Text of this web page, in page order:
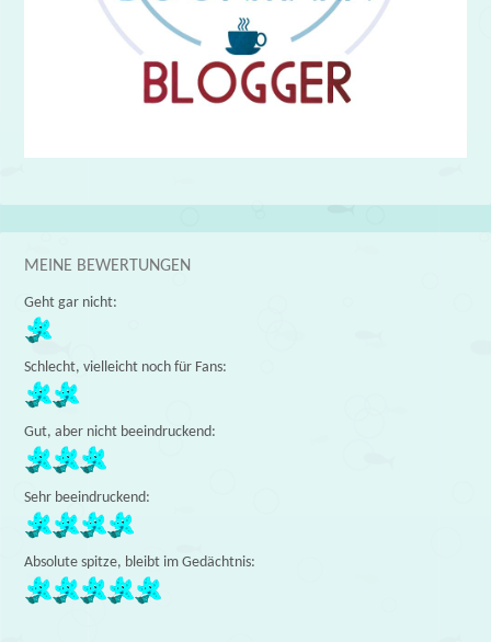
MEINE BEWERTUNGEN
Geht gar nicht:
Schlecht, vielleicht noch für Fans:
Gut, aber nicht beeindruckend:
Sehr beeindruckend:
Absolute spitze, bleibt im Gedächtnis: